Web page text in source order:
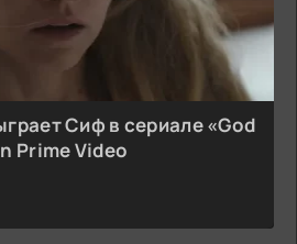
Сиф в сериале «God
Prime Video